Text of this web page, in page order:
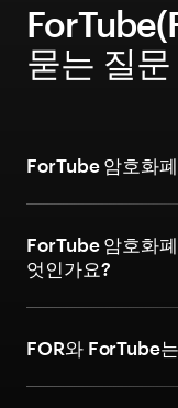
묻는 질문
ForTube 암호화
ForTube 암호화
엇인가요?
FOR와 ForTube